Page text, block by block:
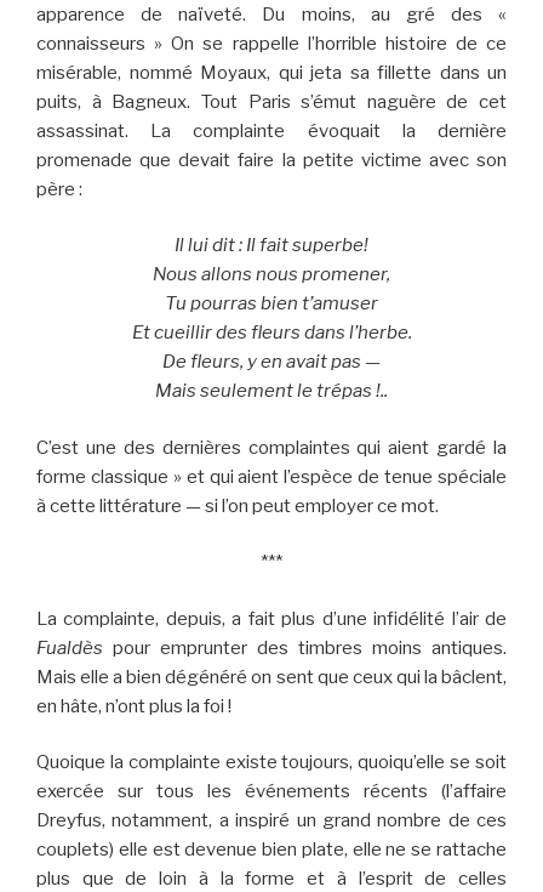
apparence de naïveté. Du moins, au gré des «
connaisseurs » On se rappelle l’horrible histoire de ce
misérable, nommé Moyaux, qui jeta sa fillette dans un
puits, à Bagneux. Tout Paris s’émut naguère de cet
assassinat. La complainte évoquait la dernière
promenade que devait faire la petite victime avec son
père :
Il lui dit : Il fait superbe!
Nous allons nous promener,
Tu pourras bien t’amuser
Et cueillir des fleurs dans l’herbe.
De fleurs, y en avait pas —
Mais seulement le trépas !..
C’est une des dernières complaintes qui aient gardé la
forme classique » et qui aient l’espèce de tenue spéciale
à cette littérature —si l’on peut employer ce mot.
***
La complainte, depuis, a fait plus d’une infidélité l’air de
Fualdès pour emprunter des timbres moins antiques.
Mais elle a bien dégénéré on sent que ceux qui la bâclent,
en hâte, n’ont plus la foi !
Quoique la complainte existe toujours, quoiqu’elle se soit
exercée sur tous les événements récents (l’affaire
Dreyfus, notamment, a inspiré un grand nombre de ces
couplets) elle est devenue bien plate, elle ne se rattache
plus que de loin à la forme et à l’esprit de celles